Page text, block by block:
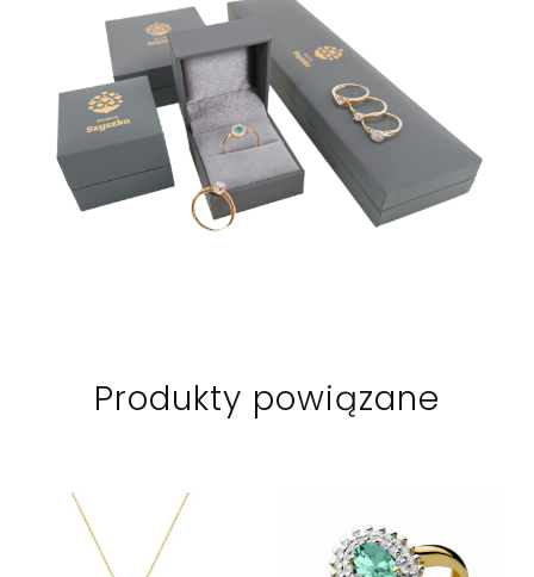
Produkty powiązane